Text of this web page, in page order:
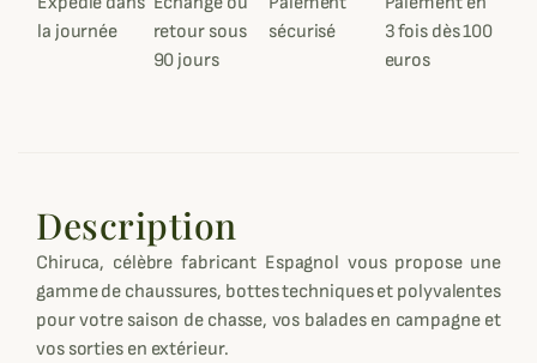
la journée
retour sous
90 jours
sécurisé
3 fois dès 100
euros
Description
Chiruca, célèbre fabricant Espagnol vous propose une
gamme de chaussures, bottes techniques et polyvalentes
pour votre saison de chasse, vos balades en campagne et
vos sorties en extérieur.